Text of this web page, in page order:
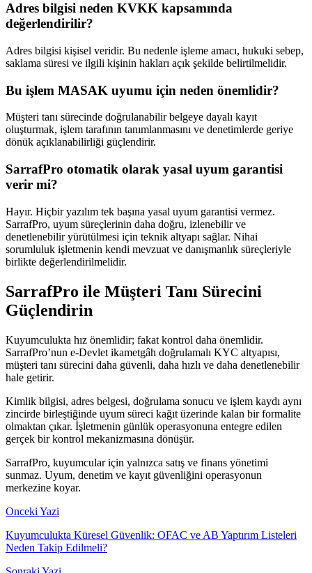
Adres bilgisi neden KVKK kapsamında
değerlendirilir?
Adres bilgisi kişisel veridir. Bu nedenle işleme amacı, hukuki sebep,
saklama süresi ve ilgili kişinin hakları açık şekilde belirtilmelidir.
Bu işlem MASAK uyumu için neden önemlidir?
Müşteri tanı sürecinde doğrulanabilir belgeye dayalı kayıt
oluşturmak, işlem tarafının tanımlanmasını ve denetimlerde geriye
dönük açıklanabilirliği güçlendirir.
SarrafPro otomatik olarak yasal uyum garantisi
verir mi?
Hayır. Hiçbir yazılım tek başına yasal uyum garantisi vermez.
SarrafPro, uyum süreçlerinin daha doğru, izlenebilir ve
denetlenebilir yürütülmesi için teknik altyapı sağlar. Nihai
sorumluluk işletmenin kendi mevzuat ve danışmanlık süreçleriyle
birlikte değerlendirilmelidir.
SarrafPro ile Müşteri Tanı Sürecini
Güçlendirin
Kuyumculukta hız önemlidir; fakat kontrol daha önemlidir.
SarrafPro’nun e-Devlet ikametgâh doğrulamalı KYC altyapısı,
müşteri tanı sürecini daha güvenli, daha hızlı ve daha denetlenebilir
hale getirir.
Kimlik bilgisi, adres belgesi, doğrulama sonucu ve işlem kaydı aynı
zincirde birleştiğinde uyum süreci kağıt üzerinde kalan bir formalite
olmaktan çıkar. İşletmenin günlük operasyonuna entegre edilen
gerçek bir kontrol mekanizmasına dönüşür.
SarrafPro, kuyumcular için yalnızca satış ve finans yönetimi
sunmaz. Uyum, denetim ve kayıt güvenliğini operasyonun
merkezine koyar.
Onceki Yazi
Kuyumculukta Küresel Güvenlik: OFAC ve AB Yaptırım Listeleri
Neden Takip Edilmeli?